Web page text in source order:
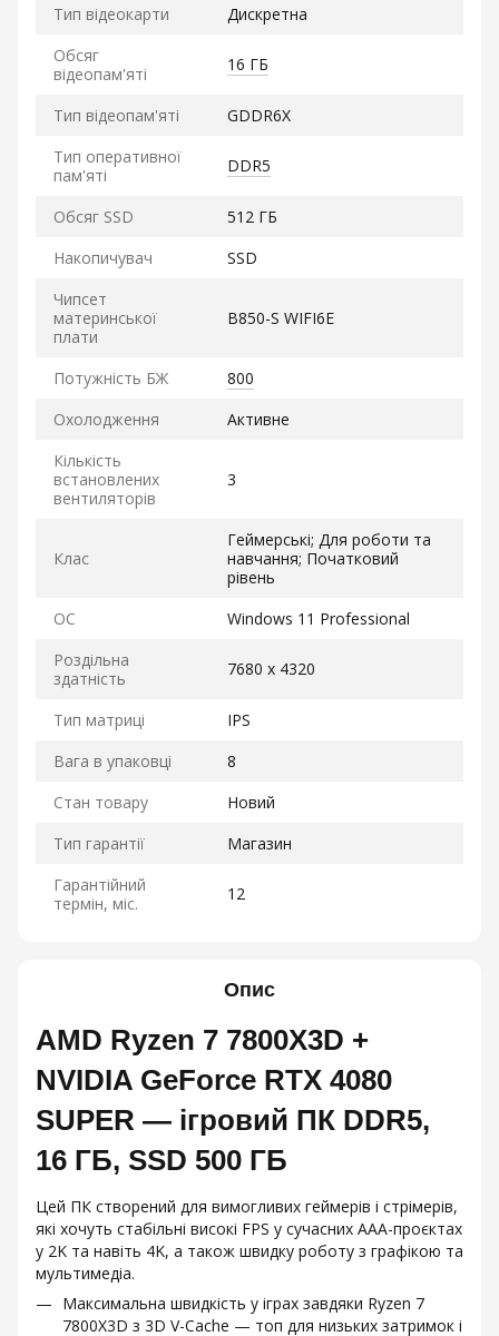
Тип відеокарти
Дискретна
Обсяг
відеопам'яті
16 ГБ
Тип відеопам'яті
GDDR6X
Тип оперативної
пам'яті
DDR5
Обсяг SSD
512 ГБ
Накопичувач
SSD
Чипсет
материнської
плати
B850-S WIFI6E
Потужність БЖ
800
Охолодження
Активне
Кількість
встановлених
вентиляторів
3
Клас
Геймерські; Для роботи та
навчання; Початковий
рівень
ОС
Windows 11 Professional
Роздільна
здатність
7680 x 4320
Тип матриці
IPS
Вага в упаковці
8
Стан товару
Новий
Тип гарантії
Магазин
Гарантійний
термін, міс.
12
Опис
AMD Ryzen 7 7800X3D +
NVIDIA GeForce RTX 4080
SUPER — ігровий ПК DDR5,
16 ГБ, SSD 500 ГБ
Цей ПК створений для вимогливих геймерів і стрімерів,
які хочуть стабільні високі FPS у сучасних ААА-проєктах
у 2K та навіть 4K, а також швидку роботу з графікою та
мультимедіа.
Максимальна швидкість у іграх завдяки Ryzen 7
7800X3D з 3D V-Cache — топ для низьких затримок і